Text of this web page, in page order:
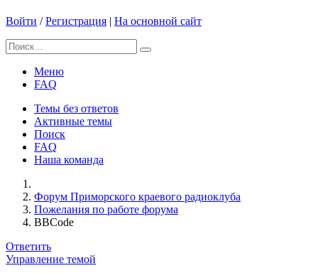
Войти /Регистрация | На основной сайт
Меню
FAQ
Темы без ответов
Активные темы
Поиск
FAQ
Наша команда
Форум Приморского краевого радиоклуба
Пожелания по работе форума
BBCode
Ответить
Управление темой